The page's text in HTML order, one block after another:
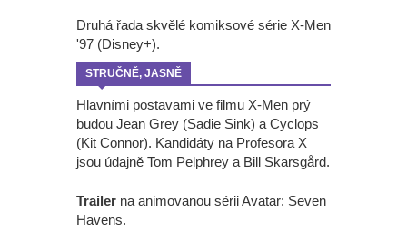
Druhá řada skvělé komiksové série X-Men
'97 (Disney+).
STRUČNĚ, JASNĚ
Hlavními postavami ve filmu X-Men prý
budou Jean Grey (Sadie Sink) a Cyclops
(Kit Connor). Kandidáty na Profesora X
jsou údajně Tom Pelphrey a Bill Skarsgård.
Trailer na animovanou sérii Avatar: Seven
Havens.